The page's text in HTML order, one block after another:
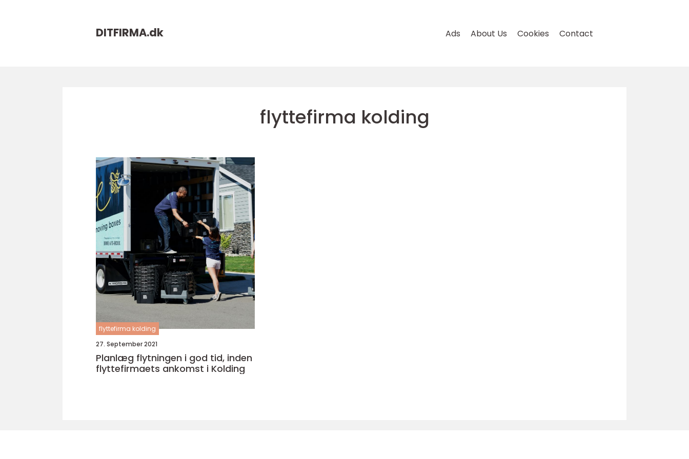
DITFIRMA.dk Ads About Us Cookies Contact
flyttefirma kolding
flyttefirma kolding
27. September 2021
Planlæg flytningen i god tid, inden
flyttefirmaets ankomst i Kolding